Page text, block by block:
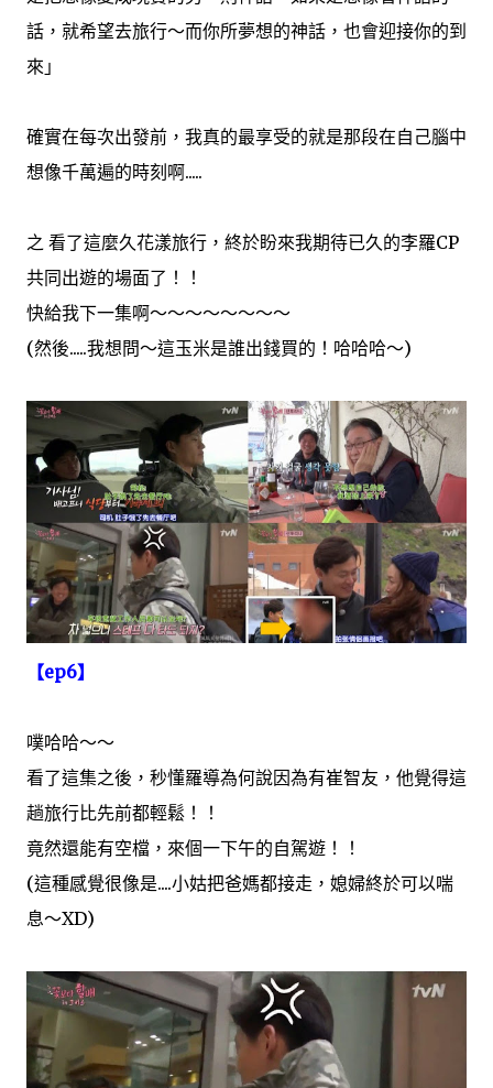
話，就希望去旅行～而你所夢想的神話，也會迎接你的到
來」
確實在每次出發前，我真的最享受的就是那段在自己腦中
想像千萬遍的時刻啊.....
之 看了這麼久花漾旅行，終於盼來我期待已久的李羅CP
共同出遊的場面了！！
快給我下一集啊～～～～～～～～
(然後.....我想問～這玉米是誰出錢買的！哈哈哈～)
【ep6】
噗哈哈～～
看了這集之後，秒懂羅導為何說因為有崔智友，他覺得這
趟旅行比先前都輕鬆！！
竟然還能有空檔，來個一下午的自駕遊！！
(這種感覺很像是....小姑把爸媽都接走，媳婦終於可以喘
息～XD)